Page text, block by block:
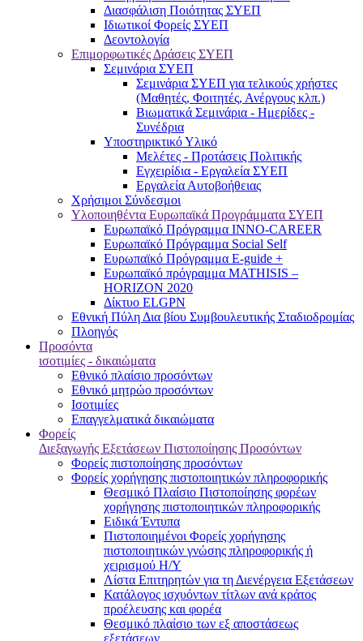
Διασφάλιση Ποιότητας ΣΥΕΠ
Ιδιωτικοί Φορείς ΣΥΕΠ
Δεοντολογία
Επιμορφωτικές Δράσεις ΣΥΕΠ
Σεμινάρια ΣΥΕΠ
Σεμινάρια ΣΥΕΠ για τελικούς χρήστες
(Μαθητές, Φοιτητές, Ανέργους κλπ.)
Βιωματικά Σεμινάρια - Ημερίδες -
Συνέδρια
Υποστηρικτικό Υλικό
Μελέτες - Προτάσεις Πολιτικής
Εγχειρίδια - Εργαλεία ΣΥΕΠ
Εργαλεία Αυτοβοήθειας
Χρήσιμοι Σύνδεσμοι
Υλοποιηθέντα Ευρωπαϊκά Προγράμματα ΣΥΕΠ
Ευρωπαϊκό Πρόγραμμα INNO-CAREER
Ευρωπαϊκό Πρόγραμμα Social Self
Ευρωπαϊκό Πρόγραμμα E-guide +
Ευρωπαϊκό πρόγραμμα MATHISIS –
HORIZON 2020
Δίκτυο ELGPN
Εθνική Πύλη Δια βίου Συμβουλευτικής Σταδιοδρομίας
Πλοηγός
Προσόντα
ισοτιμίες - δικαιώματα
Εθνικό πλαίσιο προσόντων
Εθνικό μητρώο προσόντων
Ισοτιμίες
Επαγγελματικά δικαιώματα
Φορείς
Διεξαγωγής Εξετάσεων Πιστοποίησης Προσόντων
Φορείς πιστοποίησης προσόντων
Φορείς χορήγησης πιστοποιητικών πληροφορικής
Θεσμικό Πλαίσιο Πιστοποίησης φορέων
χορήγησης πιστοποιητικών πληροφορικής
Ειδικά Έντυπα
Πιστοποιημένοι Φορείς χορήγησης
πιστοποιητικών γνώσης πληροφορικής ή
χειρισμού Η/Υ
Λίστα Επιτηρητών για τη Διενέργεια Εξετάσεων
Κατάλογος ισχυόντων τίτλων ανά κράτος
προέλευσης και φορέα
Θεσμικό πλαίσιο των εξ αποστάσεως
εξετάσεων